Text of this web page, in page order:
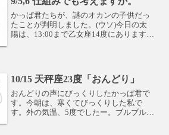
かっぱ君たちが、謎のオカンの子供だっ
たことが判明しました。(ウソ)今日の太
陽は、13:00まで乙女座14度にあります。
か。物事はなりふ...
10/15 天秤座23度「おんどり」
おんどりの声にびっくりしたかっぱ君で
す。今朝は、寒くてびっくりした私で
す。外の気温、5度でしたー。ブルブル英